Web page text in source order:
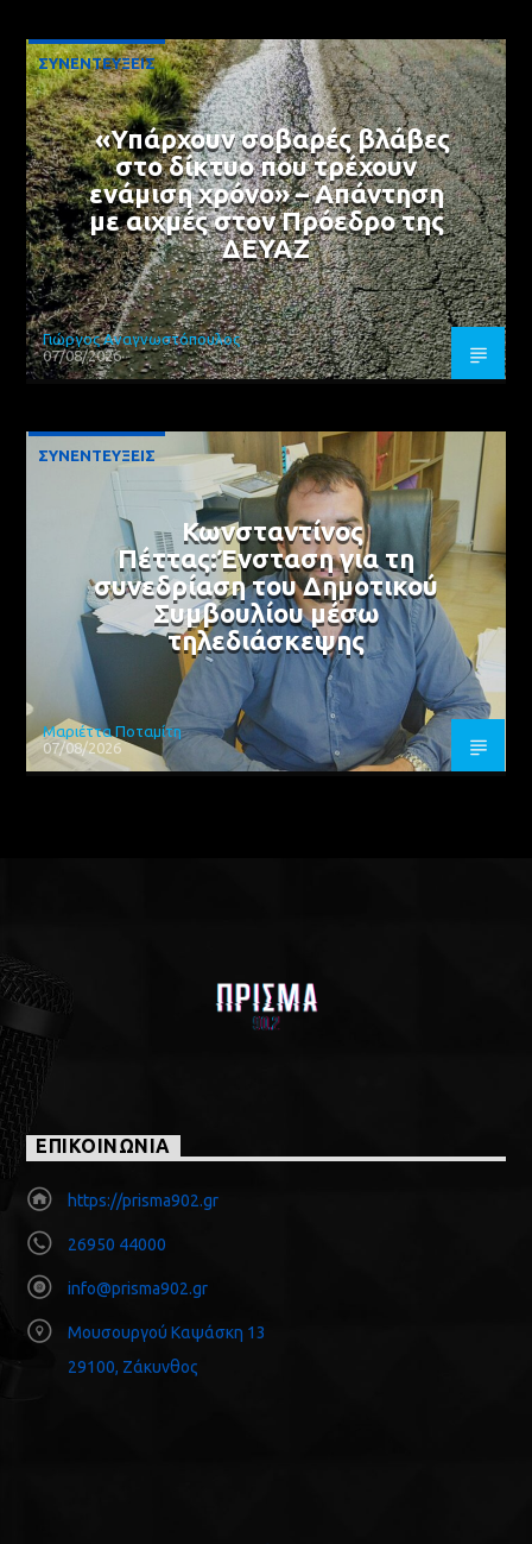
ΣΥΝΕΝΤΕΥΞΕΙΣ
«Υπάρχουν σοβαρές βλάβες
στο δίκτυο που τρέχουν
ενάμιση χρόνο» – Απάντηση
με αιχμές στον Πρόεδρο της
ΔΕΥΑΖ
Γιώργος Αναγνωστόπουλος
07/08/2026
ΣΥΝΕΝΤΕΥΞΕΙΣ
Κωνσταντίνος
Πέττας:Ένσταση για τη
συνεδρίαση του Δημοτικού
Συμβουλίου μέσω
τηλεδιάσκεψης
Μαριέττα Ποταμίτη
07/08/2026
ΕΠΙΚΟΙΝΩΝΙΑ
https://prisma902.gr
26950 44000
info@prisma902.gr
Μουσουργού Καψάσκη 13
29100, Ζάκυνθος